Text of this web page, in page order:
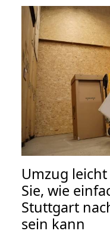
Umzug
Sie, wie
Stuttgart
sein kann